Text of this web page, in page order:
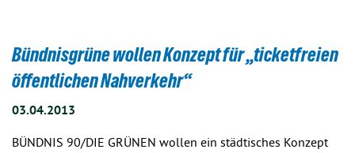
Bündnisgrüne wollen Konzept für „ticketfreien
öffentlichen Nahverkehr“
03.04.2013
BÜNDNIS 90/DIE GRÜNEN wollen ein städtisches Konzept